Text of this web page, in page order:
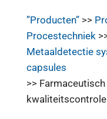
”Producten”>>
Procestechniek
Metaaldetectie
capsules
>>
kwaliteitscontrole